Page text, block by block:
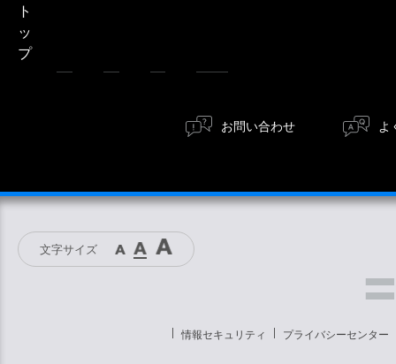
ト
ッ
プ
お問い合わせ よ
文字サイズ
情報セキュリティ プライバシーセンター